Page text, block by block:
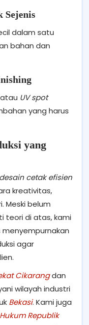
Sejenis
dalam satu
bahan dan
UV spot
yang harus
yang
desain cetak efisien
kreativitas,
Meski belum
teori di atas, kami
agar
Cikarangdan
wilayah industri
Bekasi. Kami juga
Republik